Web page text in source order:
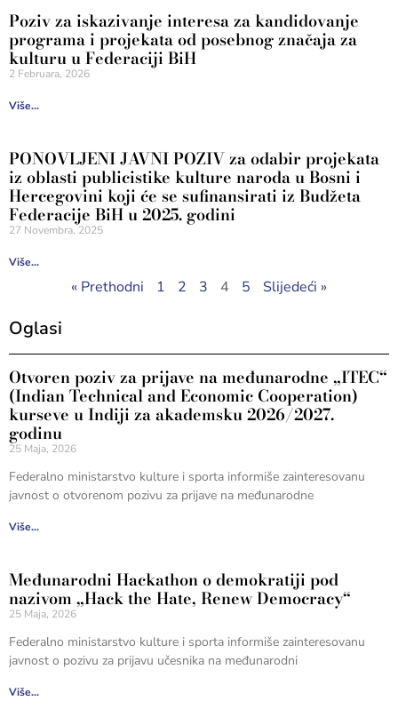
Poziv za iskazivanje interesa za kandidovanje
programa i projekata od posebnog značaja za
kulturu u Federaciji BiH
2 Februara, 2026
Više...
PONOVLJENI JAVNI POZIV za odabir projekata
iz oblasti publicistike kulture naroda u Bosni i
Hercegovini koji će se sufinansirati iz Budžeta
Federacije BiH u 2025. godini
27 Novembra, 2025
Više...
« Prethodni 1 2 3 4 5 Slijedeći »
Oglasi
Otvoren poziv za prijave na međunarodne „ITEC“
(Indian Technical and Economic Cooperation)
kurseve u Indiji za akademsku 2026/2027.
godinu
25 Maja, 2026
Federalno ministarstvo kulture i sporta informiše zainteresovanu
javnost o otvorenom pozivu za prijave na međunarodne
Više...
Međunarodni Hackathon o demokratiji pod
nazivom „Hack the Hate, Renew Democracy“
25 Maja, 2026
Federalno ministarstvo kulture i sporta informiše zainteresovanu
javnost o pozivu za prijavu učesnika na međunarodni
Više...